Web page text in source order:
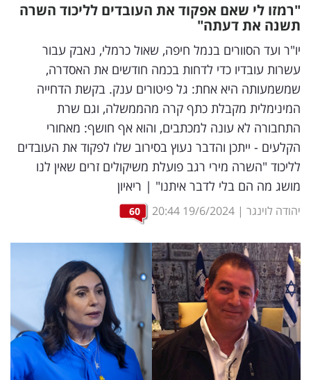
דיגיטל
וטק
שיווק
ופרסום
משפט
מדדים
ומחקרים
דעות
רכילות
עסקית
קריפטו
ויראלי
"רמזו לי שאם אפקוד את העובדים לליכוד השרה
תשנה את דעתה"
יו"ר ועד הסוורים בנמל חיפה, שאול כרמלי, נאבק עבור
עשרות עובדיו כדי לדחות בכמה חודשים את האסדרה,
שמשמעותה היא אחת: גל פיטורים ענק. בקשת הדחייה
המינימלית מקבלת כתף קרה מהממשלה, וגם שרת
התחבורה לא עונה למכתבים, והוא אף חושף: מאחורי
הקלעים - ייתכן והדבר נעוץ בסירוב שלו לפקוד את העובדים
לליכוד "השרה מירי רגב פועלת משיקולים זרים שאין לנו
מושג מה הם בלי לדבר איתנו" | ריאיון
יהודה לוינגר |
19/6/2024
20:44
60